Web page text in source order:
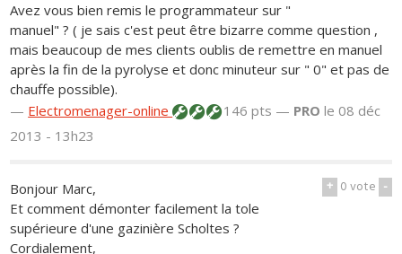
Avez vous bien remis le programmateur sur "
manuel" ? ( je sais c'est peut être bizarre comme question ,
mais beaucoup de mes clients oublis de remettre en manuel
après la fin de la pyrolyse et donc minuteur sur " 0" et pas de
chauffe possible).
— Electromenager-online 146 pts — PRO le 08 déc
2013 - 13h23
+ 0vote -
Bonjour Marc,
Et comment démonter facilement la tole
supérieure d'une gazinière Scholtes ?
Cordialement,